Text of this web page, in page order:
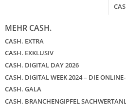
MEHR CASH.
CASH. EXTRA
CASH. EXKLUSIV
CASH. DIGITAL DAY 2026
CASH. DIGITAL WEEK 2024 – DIE
CASH. GALA
CASH. BRANCHENGIPFEL